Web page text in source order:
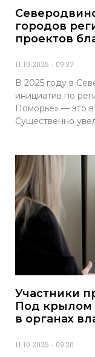
городов
проектов
11.10.2025 09:37
В 2025 году в
инициатив по
Поморье» — это
Существенно
Участники
Под крылом
в органах
11.10.2025 09:20